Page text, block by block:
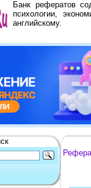
Банк рефератов
психологии,
английскому.